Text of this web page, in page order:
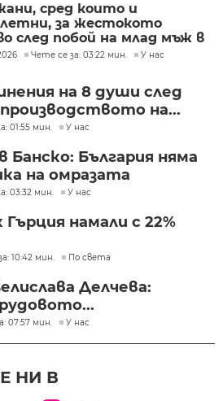
сред които и
за жестокото
след побой на млад мъж в
Чете се за: 03:22 мин. У нас
на 8 души след
на...
01:55 мин. У нас
Банско: България няма
на омразата
03:32 мин. У нас
Гърция намали с 22%
10:42 мин. По света
Делчева:
07:57 мин. У нас
НИ В